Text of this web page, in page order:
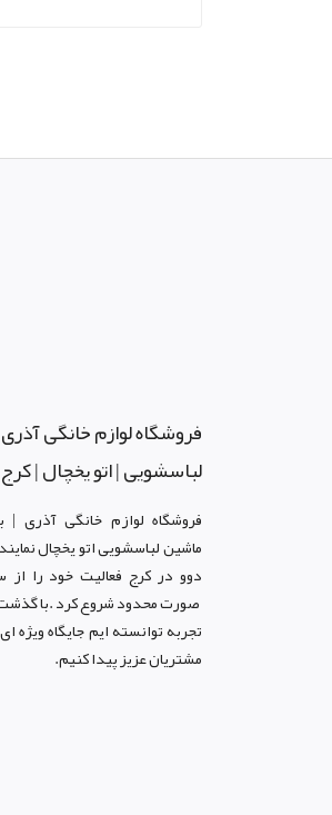
فروشگاه لوازم خانگی
لباسشویی | اتو یخچال | کرج
فروشگاه لوازم خانگی آذری |
ماشین لباسشویی اتو یخچال
دوو در کرج فعالیت خود را از
صورت محدود شروع کرد .با
تجربه توانسته ایم جایگاه
مشتریان عزیز پیدا کنیم.